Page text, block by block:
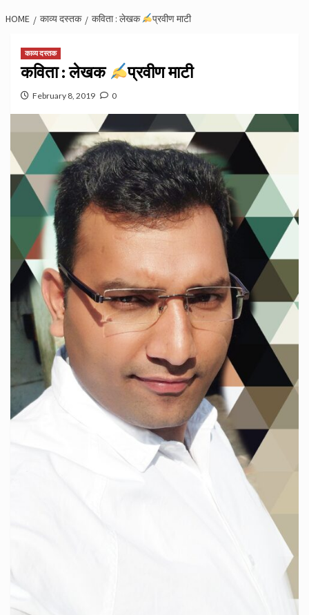
HOME काव्य दस्तक कविता : लेखक प्रवीण माटी
काव्य दस्तक
कविता : लेखक प्रवीण माटी
February 8, 2019 0